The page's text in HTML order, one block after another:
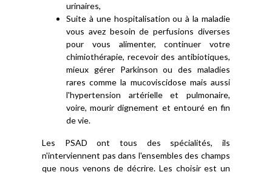
urinaires,
Suite à une hospitalisation ou à la maladie
vous avez besoin de perfusions diverses
pour vous alimenter, continuer votre
chimiothérapie, recevoir des antibiotiques,
mieux gérer Parkinson ou des maladies
rares comme la mucoviscidose mais aussi
l'hypertension artérielle et pulmonaire,
voire, mourir dignement et entouré en fin
de vie.
Les PSAD ont tous des spécialités, ils
n'interviennent pas dans l'ensembles des champs
que nous venons de décrire. Les choisir est un